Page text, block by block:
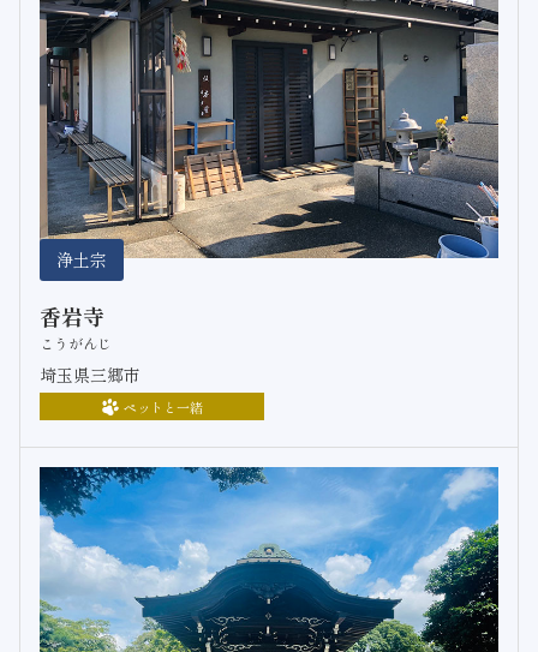
浄土宗
香岩寺
こうがんじ
埼玉県三郷市
ペットと一緒